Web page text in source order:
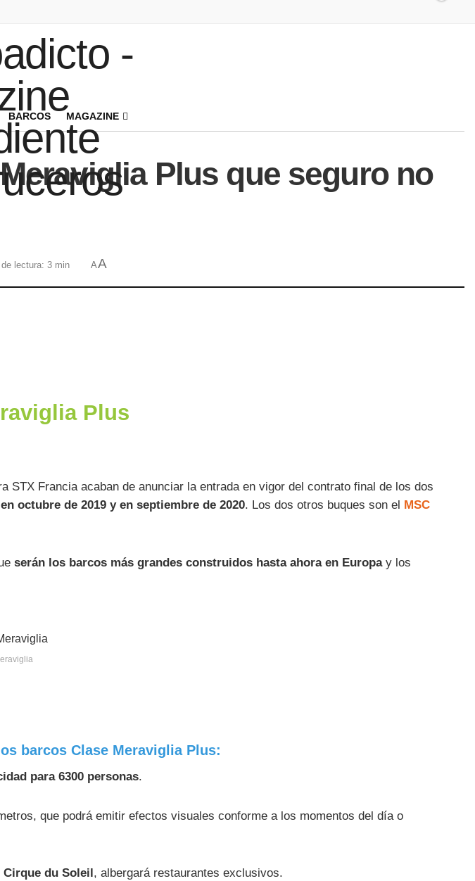
BARCOS MAGAZINE
Plus que seguro no
lectura: 3 min AA
Plus
STX Francia acaban de anunciar la entrada en vigor del contrato final de los dos
octubre de 2019 y en septiembre de 2020. Los dos otros buques son el
MSC
serán los barcos más grandes construidos hasta ahora en Europay los
barcos Clase Meraviglia Plus:
para 6300 personas.
que podrá emitir efectos visuales conforme a los momentos del día o
Cirque du Soleil, albergará restaurantes exclusivos.